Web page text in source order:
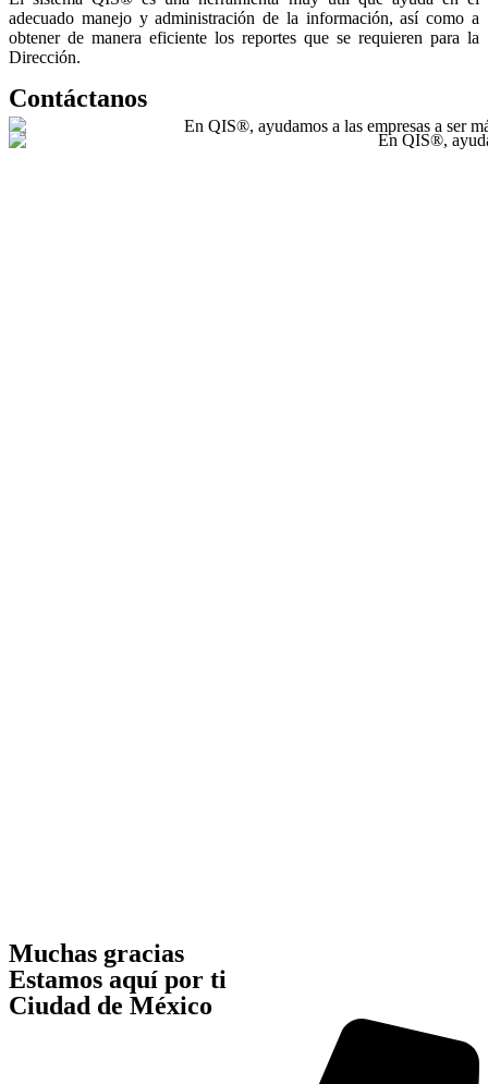
adecuado manejo y administración de la información, así como a
obtener de manera eficiente los reportes que se requieren para la
Dirección.
Contáctanos
Muchas gracias
Estamos aquí por ti
Ciudad de México